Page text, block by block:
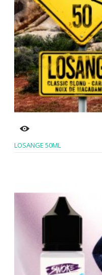
LOSANGE 50ML